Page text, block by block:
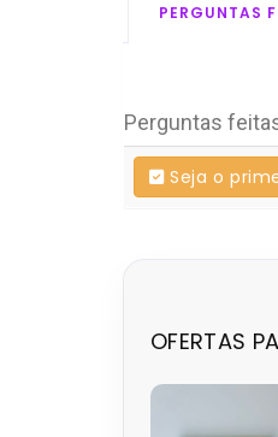
PERGUNTAS
Perguntas
Seja o
OFERTAS